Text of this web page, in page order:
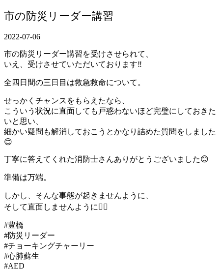
市の防災リーダー講習
2022-07-06
市の防災リーダー講習を受けさせられて、
いえ、受けさせていただいております‼️
全四日間の三日目は救急救命について。
せっかくチャンスをもらえたなら、
こういう状況に直面しても戸惑わないほど完璧にしておきた
いと思い、
細かい疑問も解消しておこうとかなり詰めた質問をしました
😊
丁寧に答えてくれた消防士さんありがとうございました😊
準備は万端。
しかし、そんな事態が起きませんように、
そして直面しませんように🙇‍♂️
#豊橋
#防災リーダー
#チョーキングチャーリー
#心肺蘇生
#AED